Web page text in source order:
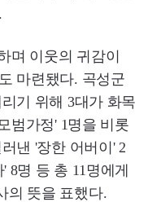
며 이웃의 귀감이
마련됐다. 곡성군
기 위해 3대가 화목
범가정' 1명을 비롯
낸 '장한 어버이' 2
8명 등 총 11명에게
의 뜻을 표했다.